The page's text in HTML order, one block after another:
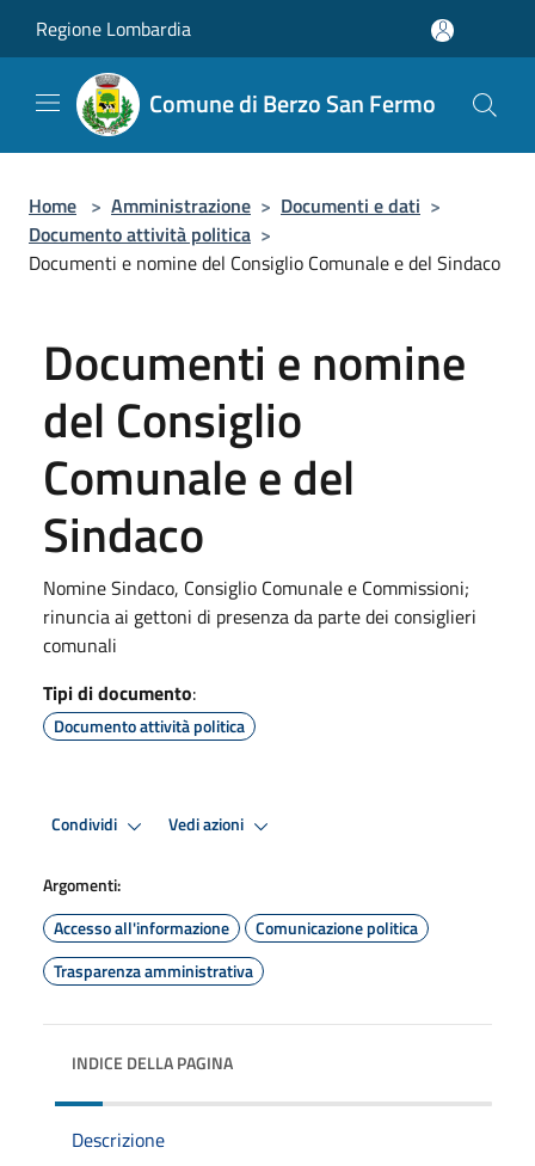
Regione Lombardia
Comune di Berzo San Fermo
Home > Amministrazione > Documenti e dati >
Documento attività politica >
Documenti e nomine del Consiglio Comunale e del Sindaco
Documenti e nomine
del Consiglio
Comunale e del
Sindaco
Nomine Sindaco, Consiglio Comunale e Commissioni;
rinuncia ai gettoni di presenza da parte dei consiglieri
comunali
Tipi di documento:
Documento attività politica
Condividi Vedi azioni
Argomenti:
Accesso all'informazione
Comunicazione politica
Trasparenza amministrativa
INDICE DELLA PAGINA
Descrizione